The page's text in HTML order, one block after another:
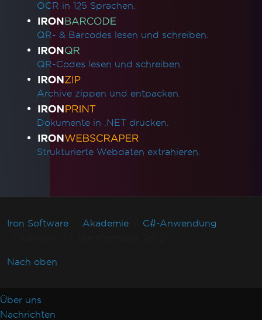
OCR in 125 Sprachen.
QR- & Barcodes lesen und schreiben.
QR-Codes lesen und schreiben.
Archive zippen und entpacken.
Dokumente in .NET drucken.
Strukturierte Webdaten extrahieren.
Iron Software Akademie
C#-Anwendung
Nach oben
Über uns
Nachrichten